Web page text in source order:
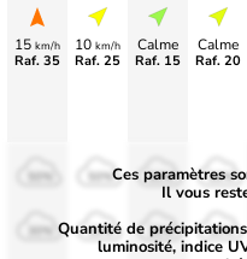
15 km/h
Raf. 35
10 km/h
Raf. 25
Calme
Raf. 15
Calme
Raf. 20
50%
30%
50%
30%
50%
30%
Ces paramètres
Il vous
Quantité de
luminosité, indice